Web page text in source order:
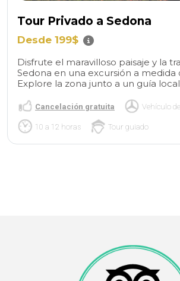
Tour Privado a Sedona
Desde 199$
Disfrute el maravilloso paisaje y la
Sedona en una excursión a medida
Explore la zona junto a un guía
Cancelación gratuita Vehículo
10 a 12 horas Tour guiado